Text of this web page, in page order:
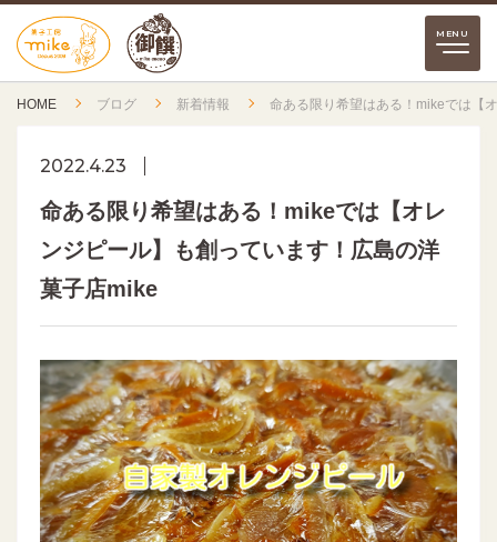
HOME ブログ 新着情報 命ある限り希望はある！mikeでは【
2022.4.23
命ある限り希望はある！mikeでは【オレ
ンジピール】も創っています！広島の洋
菓子店mike